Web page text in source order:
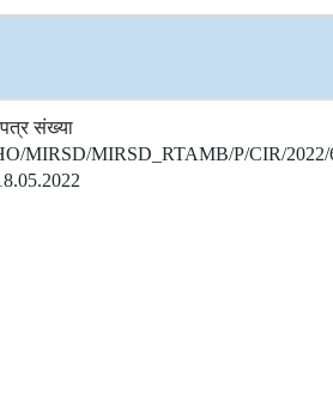
संख्या
MIRSD/MIRSD_RTAMB/P/CIR/2022/